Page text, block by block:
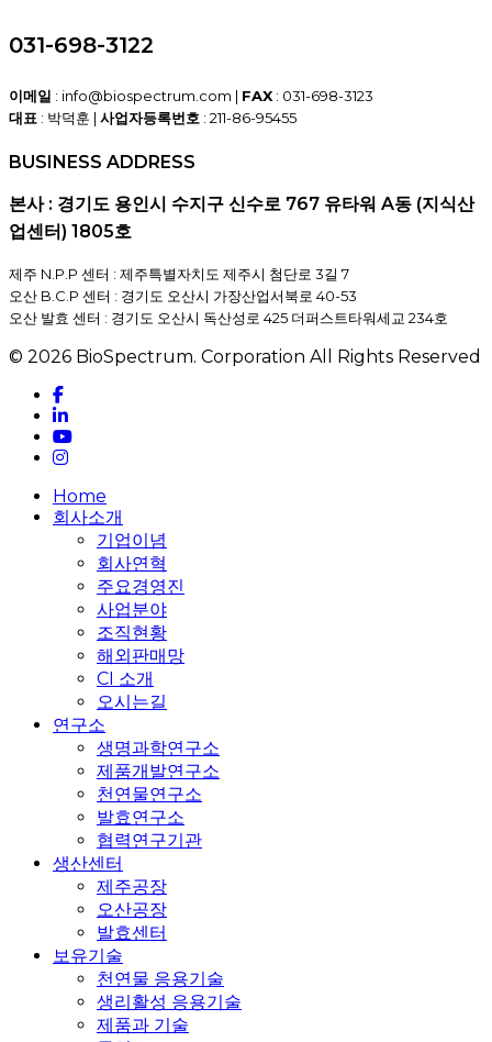
031-698-3122
이메일 : info@biospectrum.com | FAX : 031-698-3123
대표 : 박덕훈 | 사업자등록번호 : 211-86-95455
BUSINESS ADDRESS
본사 : 경기도 용인시 수지구 신수로 767 유타워 A동 (지식산
업센터) 1805호
제주 N.P.P 센터 : 제주특별자치도 제주시 첨단로 3길 7
오산 B.C.P 센터 : 경기도 오산시 가장산업서북로 40-53
오산 발효 센터 : 경기도 오산시 독산성로 425 더퍼스트타워세교 234호
© 2026 BioSpectrum. Corporation All Rights Reserved
facebook
linkedin
youtube
instagram
Close
Menu
Home
회사소개
기업이념
회사연혁
주요경영진
사업분야
조직현황
해외판매망
CI 소개
오시는길
연구소
생명과학연구소
제품개발연구소
천연물연구소
발효연구소
협력연구기관
생산센터
제주공장
오산공장
발효센터
보유기술
천연물 응용기술
생리활성 응용기술
제품과 기술